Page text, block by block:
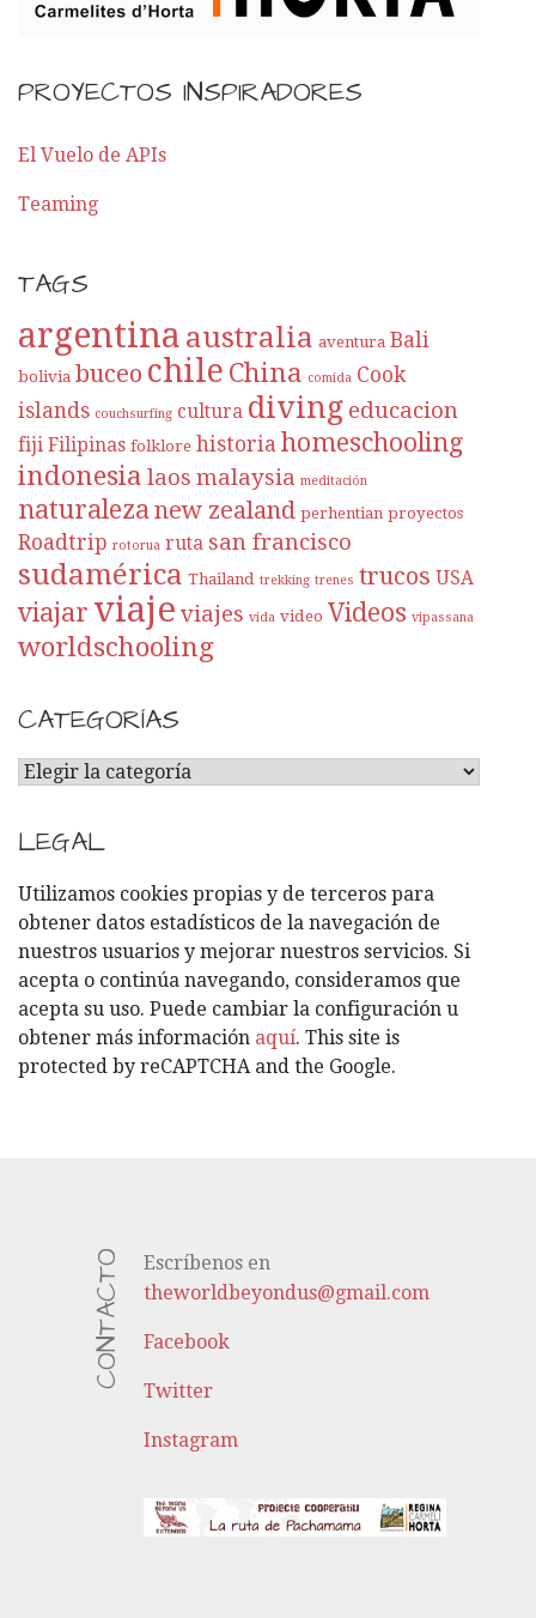
PROYECTOS INSPIRADORES
El Vuelo de APIs
Teaming
TAGS
argentina australia aventura Bali
bolivia buceo chile China comida Cook
islands couchsurfing cultura diving educacion
fiji Filipinas folklore historia homeschooling
indonesia laos malaysia meditación
naturalezanew zealand perhentian proyectos
Roadtrip rotorua ruta san francisco
sudamérica Thailand trekking trenes trucos USA
viajar viaje viajes vida video Videos vipassana
worldschooling
CATEGORÍAS
C
T
E
G
O
R
Í
A
S
LEGAL
Utilizamos cookies propias y de terceros para
obtener datos estadísticos de la navegación de
nuestros usuarios y mejorar nuestros servicios. Si
acepta o continúa navegando, consideramos que
acepta su uso. Puede cambiar la configuración u
obtener más información aquí. This site is
protected by reCAPTCHA and the Google.
CONTACTO
Escríbenos en
theworldbeyondus@gmail.com
Facebook
Twitter
Instagram